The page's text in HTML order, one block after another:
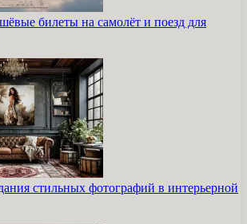
билеты на самолёт и поезд для
стильных фотографий в интерьерной